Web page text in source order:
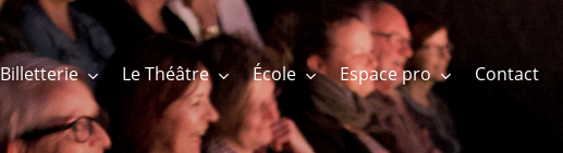
Billetterie Le Théâtre École Espace pro Contact